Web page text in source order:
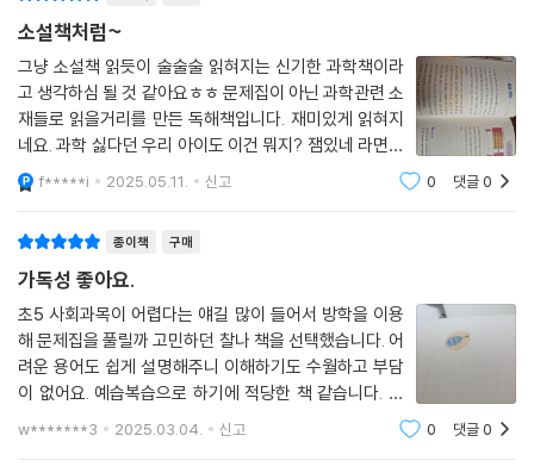
모두 처음 배우는 것이기에 평소 살아가는 생생한 생활 이야기 속에서 배
우는 것이 가장 바람직합니다. 시장과 마트 등에서 물건을 사고, 스마트폰
을 사용하고, 교통수단을 이용하는 등등 생생한 이야기들이 바로 사회이기
때문입니다. 즉, 아이들이 살아가는 세상 이야기와 또 재밌는 역사 이야기
등을 나누면서 열어 간 수업을 교과서 진도에 맞추듯 학년과 학기에 맞춰
책으로 펼쳐 냈습니다. 이 책과 함께하면 사회 교과서를 읽을 때 살아 숨 쉬
세요!
교육 관련 매체나 뉴스에 자주 등장하는 ‘문해력’이란, 단순히 글을 잘 이해
하는 힘이 아니라 글을 읽고 그 의도나 맥락을 이해하여 내 삶과 연결시킬
수 있는 능력입니다. 문해력을 키우기 위해서는 책을 많이 읽어야 한다고
말합니다. 그런데 이 말을 ‘사회 문해력’에 적용해 보자면 반만 맞는 말입니
다. 사회 과목이 지식 교과라는 특성을 고려하지 않았기 때문입니다.
소설책처럼~
그냥 소설책 읽듯이 술술술 읽혀지는 신기한 과학책이라
고 생각하심 될 것 같아요ㅎㅎ 문제집이 아닌 과학관련 소
재들로 읽을거리를 만든 독해책입니다. 재미있게 읽혀지
네요. 과학 싫다던 우리 아이도 이건 뭐지? 잼있네 라면서
잘 읽네요^^
f*****i 2025.05.11. 신고 0 댓글0
종이책 구매
가독성 좋아요.
초5 사회과목이 어렵다는 얘길 많이 들어서 방학을 이용
해 문제집을 풀릴까 고민하던 찰나 책을 선택했습니다. 어
려운 용어도 쉽게 설명해주니 이해하기도 수월하고 부담
이 없어요. 예습복습으로 하기에 적당한 책 같습니다. 표
지가 좀 딱딱한 느낌이라 아이가 관심을 보이지않았는데
w*******3 2025.03.04. 신고 0 댓글0